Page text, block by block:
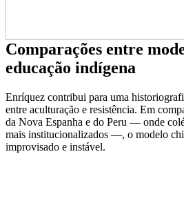
Comparações entre
educação indígena
Enríquez contribui para uma
entre aculturação e resistência. Em
da Nova Espanha e do Peru — onde
mais institucionalizados —, o modelo
improvisado e instável.